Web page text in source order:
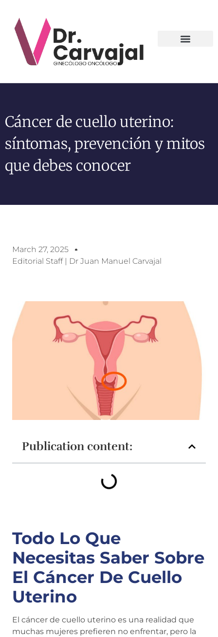
Cáncer de cuello uterino:
síntomas, prevención y mitos
que debes conocer
March 27, 2025
Editorial Staff | Dr Juan Manuel Carvajal
Publication content:
Todo Lo Que
Necesitas Saber Sobre
El Cáncer De Cuello
Uterino
El cáncer de cuello uterino es una realidad que
muchas mujeres prefieren no enfrentar, pero la